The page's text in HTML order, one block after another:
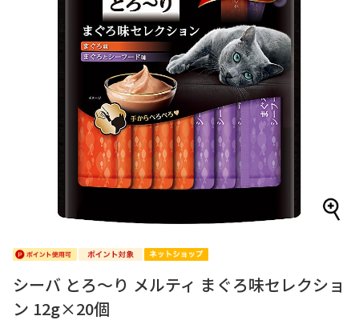
シーバ とろ～り メルティ まぐろ味セレクショ
ン 12g×20個